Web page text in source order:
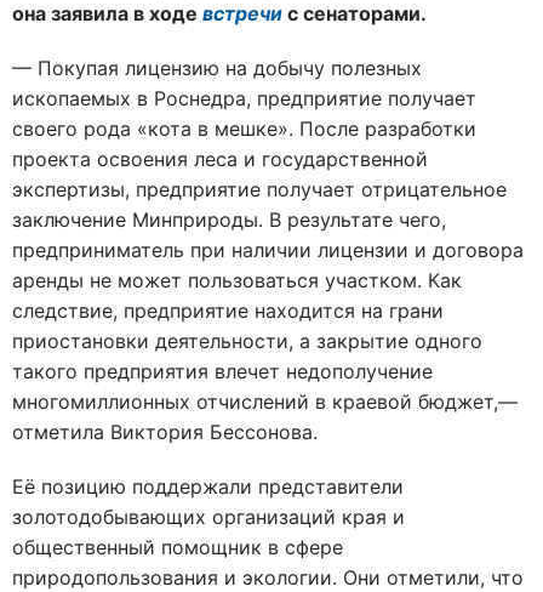
она заявила в ходе встречи с сенаторами.
— Покупая лицензию на добычу полезных
ископаемых в Роснедра, предприятие получает
своего рода «кота в мешке». После разработки
проекта освоения леса и государственной
экспертизы, предприятие получает отрицательное
заключение Минприроды. В результате чего,
предприниматель при наличии лицензии и договора
аренды не может пользоваться участком. Как
следствие, предприятие находится на грани
приостановки деятельности, а закрытие одного
такого предприятия влечет недополучение
многомиллионных отчислений в краевой бюджет,—
отметила Виктория Бессонова.
Её позицию поддержали представители
золотодобывающих организаций края и
общественный помощник в сфере
природопользования и экологии. Они отметили, что